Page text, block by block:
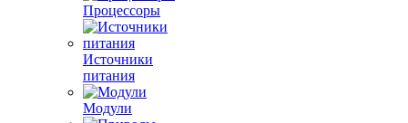
Процессоры
Источники
питания
Модули